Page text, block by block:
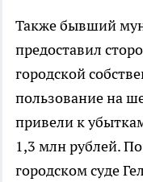
Также бывший
предоставил
городской
пользование на
привели к
1,3 млн рублей.
городском суде